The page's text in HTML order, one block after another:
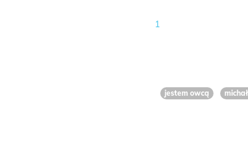
1
jestem owcą